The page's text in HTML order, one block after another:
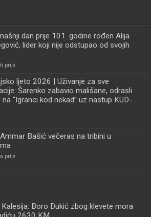
dan prije 101. godine rođen Alija
lider koji nije odstupao od svojih
prije
ljeto 2026 | Uživanje za sve
Šarenko zabavio mališane, odrasli
na “Igranci kod nekad” uz nastup KUD-
Bašić večeras na tribini u
prije
Boro Dukić zbog klevete mora